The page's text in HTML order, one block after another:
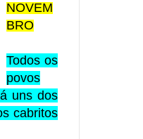
NOVEM
BRO
Todos os
povos
uns dos
cabritos